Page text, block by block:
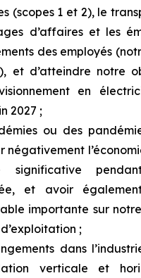
(scopes 1 et 2), le
d’affaires et les
des employés
et d’atteindre notre
en
2027 ;
ou des
négativement
significative
et avoir
importante sur
;
dans
verticale et